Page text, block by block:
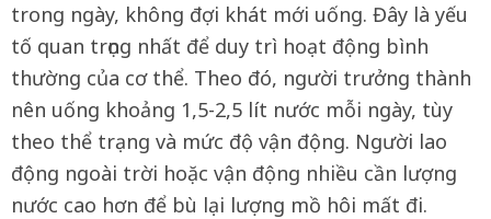
trong ngày, không đợi khát mới uống. Đây là yếu
tố quan trọng nhất để duy trì hoạt động bình
thường của cơ thể. Theo đó, người trưởng thành
nên uống khoảng 1,5-2,5 lít nước mỗi ngày, tùy
theo thể trạng và mức độ vận động. Người lao
động ngoài trời hoặc vận động nhiều cần lượng
nước cao hơn để bù lại lượng mồ hôi mất đi.